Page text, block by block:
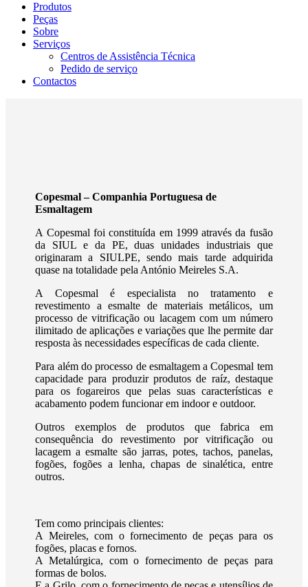
Produtos
Peças
Sobre
Serviços
Centros de Assistência Técnica
Pedido de serviço
Contactos
Copesmal – Companhia Portuguesa de
Esmaltagem
A Copesmal foi constituída em 1999 através da fusão
da SIUL e da PE, duas unidades industriais que
originaram a SIULPE, sendo mais tarde adquirida
quase na totalidade pela António Meireles S.A.
A Copesmal é especialista no tratamento e
revestimento a esmalte de materiais metálicos, um
processo de vitrificação ou lacagem com um número
ilimitado de aplicações e variações que lhe permite dar
resposta às necessidades específicas de cada cliente.
Para além do processo de esmaltagem a Copesmal tem
capacidade para produzir produtos de raíz, destaque
para os fogareiros que pelas suas características e
acabamento podem funcionar em indoor e outdoor.
Outros exemplos de produtos que fabrica em
consequência do revestimento por vitrificação ou
lacagem a esmalte são jarras, potes, tachos, panelas,
fogões, fogões a lenha, chapas de sinalética, entre
outros.
Tem como principais clientes:
A Meireles, com o fornecimento de peças para os
fogões, placas e fornos.
A Metalúrgica, com o fornecimento de peças para
formas de bolos.